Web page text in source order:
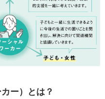
ー）とは？